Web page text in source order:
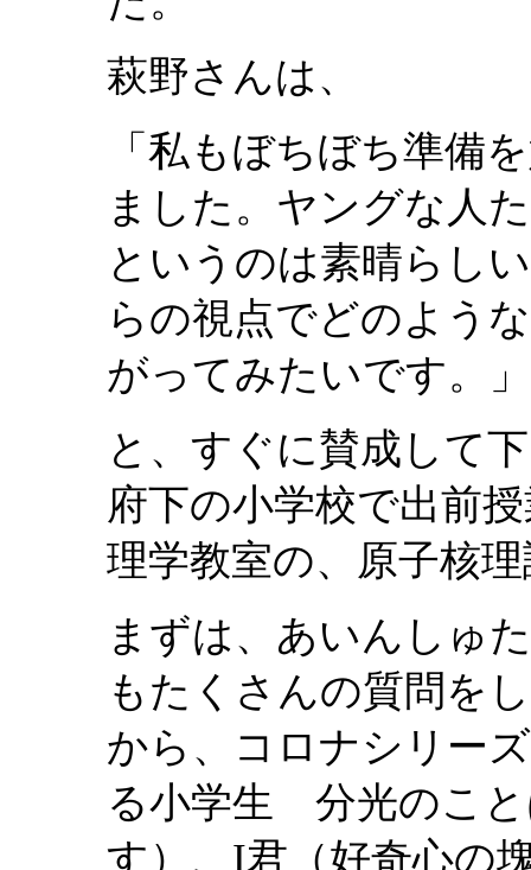
萩野さんは、
「私もぼちぼち準備
ました。ヤングな人
というのは素晴らし
らの視点でどのよう
がってみたいです。」
と、すぐに賛成して
府下の小学校で出前
理学教室の、原子核
まずは、あいんしゅ
もたくさんの質問を
から、コロナシリー
る小学生 分光のこ
す）、I君（好奇心の